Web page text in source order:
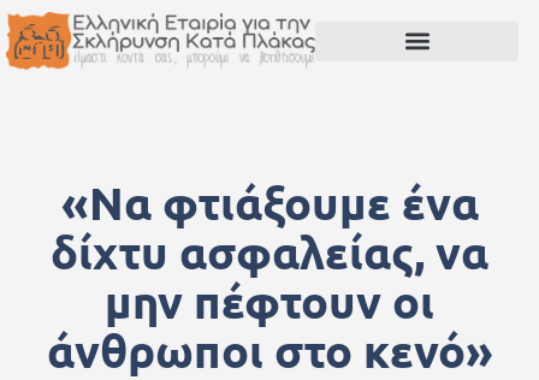
«Να φτιάξουμε ένα
δίχτυ ασφαλείας, να
μην πέφτουν οι
άνθρωποι στο κενό»